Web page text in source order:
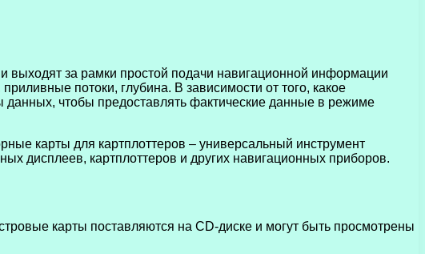
за рамки простой подачи навигационной информации
потоки, глубина. В зависимости от того, какое
данных, чтобы предоставлять фактические данные в режиме
карты для картплоттеров – универсальный инструмент
дисплеев, картплоттеров и других навигационных приборов.
карты поставляются на CD-диске и могут быть просмотрены